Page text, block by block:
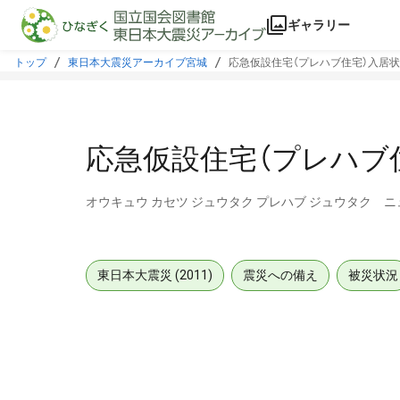
本文に飛ぶ
ギャラリー
トップ 東日本大震災アーカイブ宮城 応急仮設住宅（プレハブ住宅）入居
応急仮設住宅（プレハブ
オウキュウ カセツ ジュウタク プレハブ ジュウタク
東日本大震災 (2011) 震災への備え 被災状況